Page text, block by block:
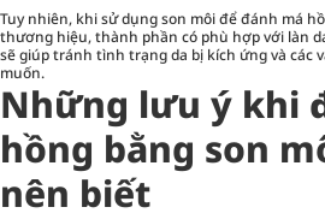
Tuy nhiên, khi sử dụng son môi để đánh má
thương hiệu, thành phần có phù hợp với làn
sẽ giúp tránh tình trạng da bị kích ứng và các
muốn.
Những lưu ý khi
hồng bằng son
nên biết